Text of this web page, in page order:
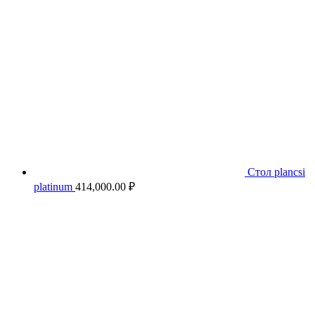
Стол plancsi
platinum 414,000.00 ₽